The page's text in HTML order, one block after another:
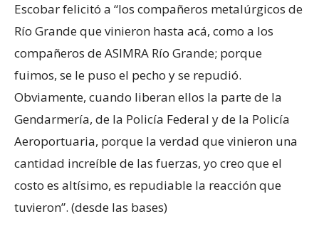
Escobar felicitó a “los compañeros metalúrgicos de
Río Grande que vinieron hasta acá, como a los
compañeros de ASIMRA Río Grande; porque
fuimos, se le puso el pecho y se repudió.
Obviamente, cuando liberan ellos la parte de la
Gendarmería, de la Policía Federal y de la Policía
Aeroportuaria, porque la verdad que vinieron una
cantidad increíble de las fuerzas, yo creo que el
costo es altísimo, es repudiable la reacción que
tuvieron”. (desde las bases)